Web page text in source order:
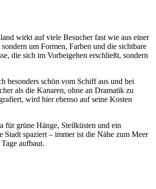
wirkt auf viele Besucher fast wie aus einer
um Formen, Farben und die sichtbare
die sich im Vorbeigehen erschließt, sondern
besonders schön vom Schiff aus und bei
als die Kanaren, ohne an Dramatik zu
wird hier ebenso auf seine Kosten
für grüne Hänge, Steilküsten und ein
spaziert – immer ist die Nähe zum Meer
aufbaut.